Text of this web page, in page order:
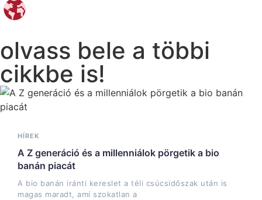
olvass bele a többi
cikkbe is!
HÍREK
A Z generáció és a millenniálok pörgetik a bio
banán piacát
A bio banán iránti kereslet a téli csúcsidőszak után is
magas maradt, ami szokatlan a